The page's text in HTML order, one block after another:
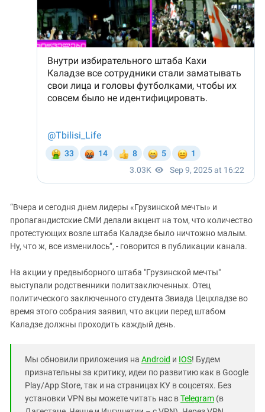
“Вчера и сегодня днем лидеры «Грузинской мечты» и
пропагандистские СМИ делали акцент на том, что количество
протестующих возле штаба Каладзе было ничтожно малым.
Ну, что ж, все изменилось”, - говорится в публикации канала.
На акции у предвыборного штаба "Грузинской мечты"
выступали родственники политзаключенных. Отец
политического заключенного студента Звиада Цецхладзе во
время этого собрания заявил, что акции перед штабом
Каладзе должны проходить каждый день.
Мы обновили приложения на Android и IOS! Будем
признательны за критику, идеи по развитию как в Google
Play/App Store, так и на страницах КУ в соцсетях. Без
установки VPN вы можете читать нас вTelegram (в